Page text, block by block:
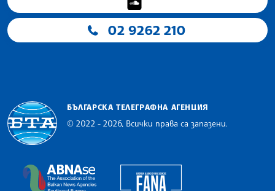
02 9262 210
БЪЛГАРСКА ТЕЛЕГРАФНА АГЕНЦИЯ
© 2022 - 2026, Всички права са запазени.
The Assocoation of the Balkan News Agencies